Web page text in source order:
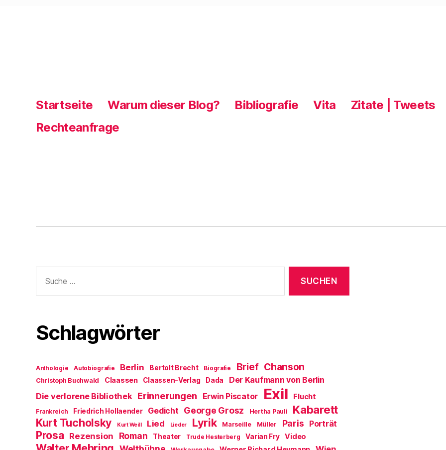
Startseite Warum dieser Blog? Bibliografie Vita Zitate | Tweets
Rechteanfrage
nach:
Schlagwörter
Anthologie Autobiografie Berlin Bertolt Brecht Biografie Brief Chanson
Christoph Buchwald Claassen Claassen-Verlag Dada Der Kaufmann von Berlin
Die verlorene Bibliothek Erinnerungen Erwin Piscator Exil Flucht
Frankreich Friedrich Hollaender Gedicht George Grosz Hertha Pauli Kabarett
Kurt Tucholsky Kurt Weill Lied Lieder Lyrik Marseille Müller Paris Porträt
Prosa Rezension Roman Theater Trude Hesterberg Varian Fry Video